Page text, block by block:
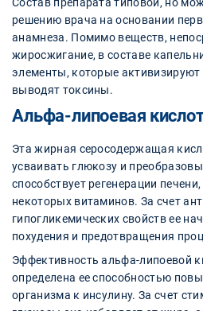
Состав препарата типовой, но
решению врача на основании
анамнеза. Помимо веществ,
жиросжигание, в составе
элементы, которые
выводят токсины.
Альфа-липоевая
Эта жирная серосодержащая
усваивать глюкозу и
способствует регенерации
некоторых витаминов. За счет
гипогликемических свойств ее
похудения и предотвращения
Эффективность альфа-липоевой
определена ее способностью
организма к инсулину. За счет